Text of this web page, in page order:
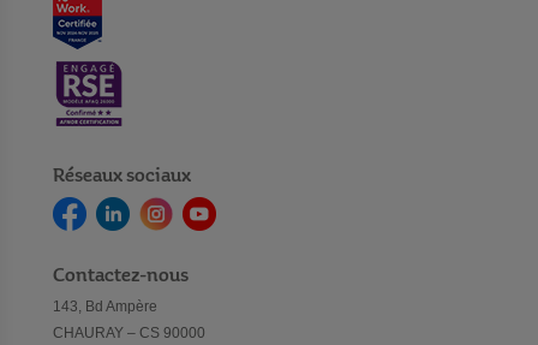
Réseaux sociaux
Contactez-nous
143, Bd Ampère
CHAURAY – CS 90000